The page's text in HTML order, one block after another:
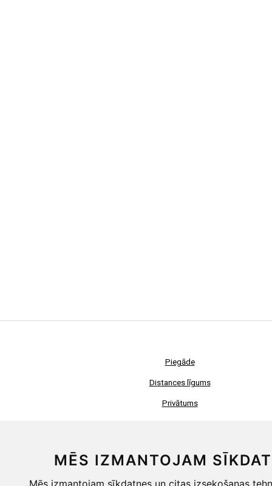
MĒS IZMANTOJAM
Mēs izmantojam sīkdatnes un citas izsekošanas
Piegāde
Distances līgums
Privātums